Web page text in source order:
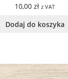
10,00 zł z VAT
Dodaj do koszyka